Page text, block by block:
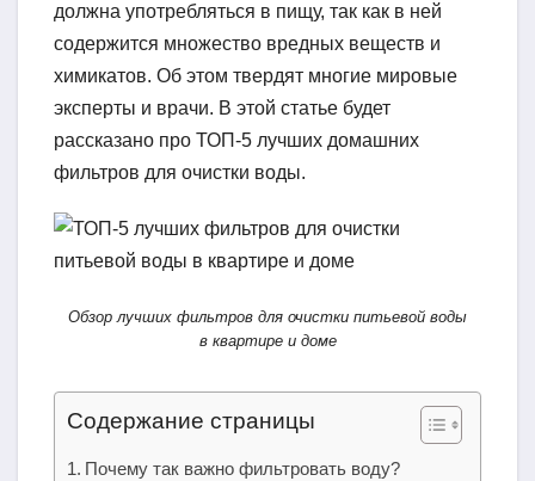
должна употребляться в пищу, так как в ней
содержится множество вредных веществ и
химикатов. Об этом твердят многие мировые
эксперты и врачи. В этой статье будет
рассказано про ТОП-5 лучших домашних
фильтров для очистки воды.
Обзор лучших фильтров для очистки питьевой воды
в квартире и доме
Содержание страницы
Почему так важно фильтровать воду?